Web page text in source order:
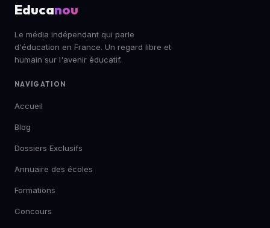
Educanou
Le média indépendant qui parle
d'éducation en France. Un regard libre et
humain sur l'avenir éducatif.
NAVIGATION
Accueil
Blog
Dossiers Exclusifs
Annuaire des écoles
Formations
Concours